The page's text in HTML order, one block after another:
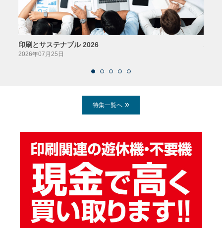
印刷とサステナブル 2026
2026年07月25日
特集一覧へ